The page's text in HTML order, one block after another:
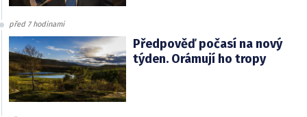
před 7 hodinami
Předpověď počasí na nový
týden. Orámují ho tropy